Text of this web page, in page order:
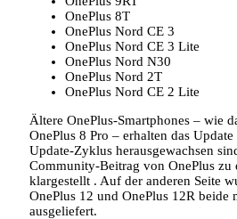
OnePlus 8T
OnePlus Nord CE 3
OnePlus Nord CE 3 Lite
OnePlus Nord N30
OnePlus Nord 2T
OnePlus Nord CE 2 Lite
Ältere OnePlus-Smartphones – wie
OnePlus 8 Pro – erhalten das
Update-Zyklus herausgewachsen
Community-Beitrag von OnePlus zu
klargestellt . Auf der anderen Seite
OnePlus 12 und OnePlus 12R beide
ausgeliefert.